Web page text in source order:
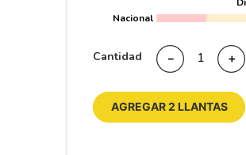
Nacional
Cantidad ＋
－
AGREGAR 2 LLANTAS